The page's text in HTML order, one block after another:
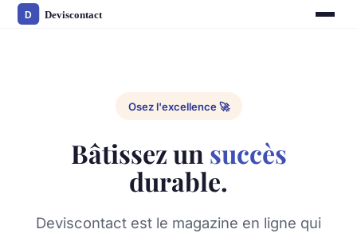
Osez l'excellence 🚀
Bâtissez un succès
durable.
Deviscontact est le magazine en ligne qui